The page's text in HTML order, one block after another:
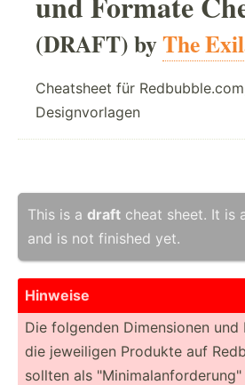
(DRAFT) byThe
Cheatsheet für
Designvorlagen
This is a draft cheat sheet. It is
and is not finished yet.
Hinweise
Die folgenden Dimens­ionen
die jeweiligen Produkte auf
sollten als